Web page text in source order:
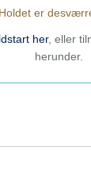
er
her, eller
herunder.